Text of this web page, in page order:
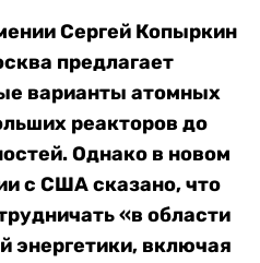
Сергей Копыркин
предлагает
варианты атомных
реакторов до
Однако в новом
с США сказано, что
«в области
энергетики, включая